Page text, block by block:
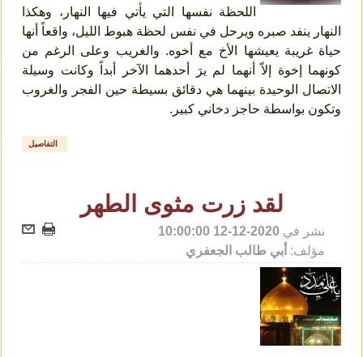
اللحظة نفسها التي يأتي فيها النهار، وهكذا
النهار ينفد صبره ويرحل في نفس لحظة هبوط الليل، واقعاً أنها
حياة غريبة يعيشها الأخ مع أخوه. والغريب وعلى الرغم من
كونهما إخوة إلاّ أنهما لم يرَ أحدهما الآخر أبداً وكانت وسيلة
الاتصال الوحيدة بينهما هي دقائق بسيطة حين الفجر والغروب
وتكون بواسطة حاجز دخاني كبير.
التفاصيل
لقد زرت مثوى الطهر
نشر في 2020-12-12 10:00:00
مؤلف: أبي طالب الجعفري